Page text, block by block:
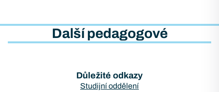
Další pedagogové
Důležité odkazy
Studijní oddělení